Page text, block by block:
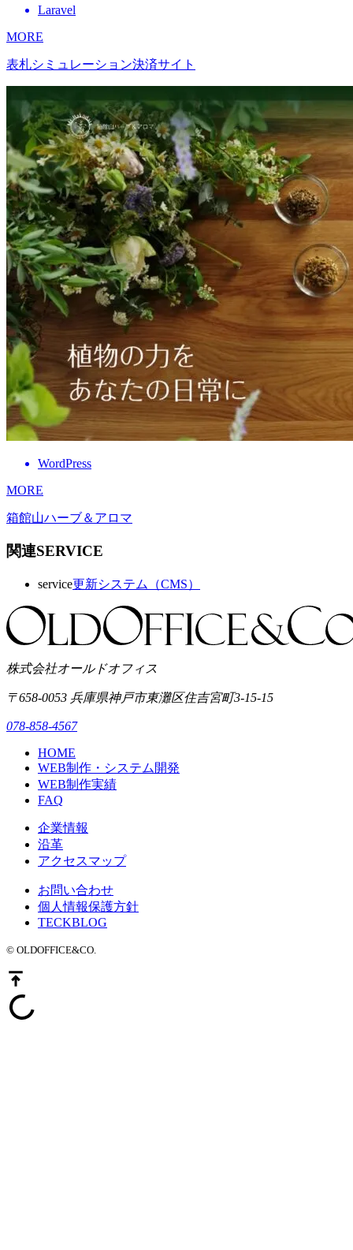
Laravel
MORE
表札シミュレーション決済サイト
WordPress
MORE
箱館山ハーブ＆アロマ
関連SERVICE
service更新システム（CMS）
株式会社オールドオフィス
〒658-0053 兵庫県神戸市東灘区住吉宮町3-15-15
078-858-4567
HOME
WEB制作・システム開発
WEB制作実績
FAQ
企業情報
沿革
アクセスマップ
お問い合わせ
個人情報保護方針
TECKBLOG
© OLDOFFICE&CO.